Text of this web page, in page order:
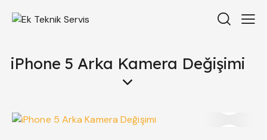
iPhone 5 Arka Kamera Değişimi